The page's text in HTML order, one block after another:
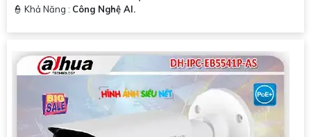
️👮 Khả Năng : Công Nghệ AI.